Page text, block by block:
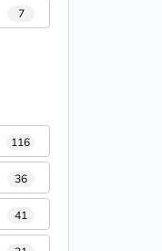
7
116
36
41